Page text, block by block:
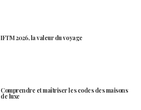
IFTM 2026, la valeur du voyage
Comprendre et maîtriser les codes des maisons
de luxe